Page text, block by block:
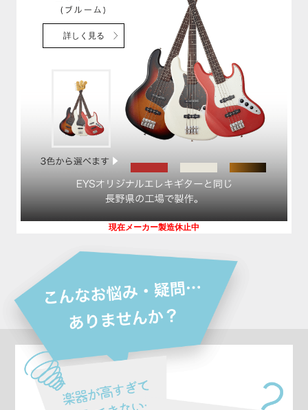
詳しく見る
現在メーカー製造休止中